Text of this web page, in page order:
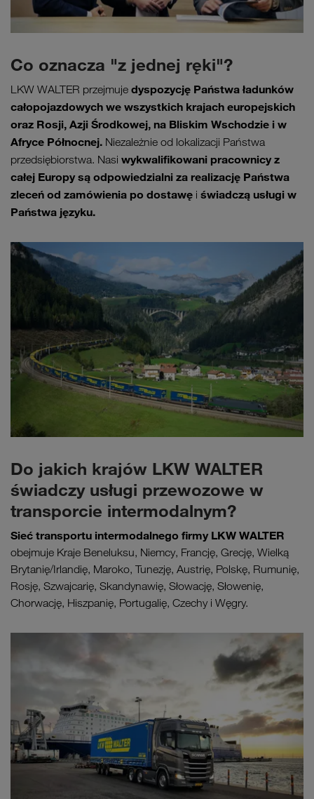
Co oznacza "z jednej ręki"?
LKW WALTER przejmuje dyspozycję Państwa ładunków
całopojazdowych we wszystkich krajach europejskich
oraz Rosji, Azji Środkowej, na Bliskim Wschodzie i w
Afryce Północnej. Niezależnie od lokalizacji Państwa
przedsiębiorstwa. Nasi wykwalifikowani pracownicy z
całej Europy są odpowiedzialni za realizację Państwa
zleceń od zamówienia po dostawę i świadczą usługi w
Państwa języku.
Do jakich krajów LKW WALTER
świadczy usługi przewozowe w
transporcie intermodalnym?
Sieć transportu intermodalnego firmy LKW WALTER
obejmuje Kraje Beneluksu, Niemcy, Francję, Grecję, Wielką
Brytanię/Irlandię, Maroko, Tunezję, Austrię, Polskę, Rumunię,
Rosję, Szwajcarię, Skandynawię, Słowację, Słowenię,
Chorwację, Hiszpanię, Portugalię, Czechy i Węgry.